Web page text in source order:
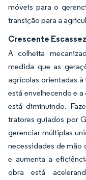
móveis para o
transição para a
Crescente
A colheita
medida que as
agrícolas orientadas
está envelhecendo e
está diminuindo.
tratores guiados por
gerenciar múltiplas
necessidades de mão
e aumenta a
obra está